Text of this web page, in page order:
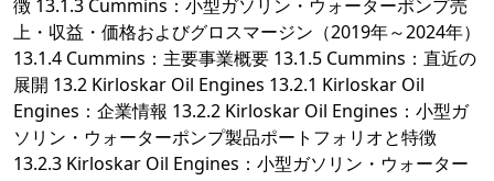
徴 13.1.3 Cummins：小型ガソリン・ウォーターポンプ売
上・収益・価格およびグロスマージン（2019年～2024年）
13.1.4 Cummins：主要事業概要 13.1.5 Cummins：直近の
展開 13.2 Kirloskar Oil Engines 13.2.1 Kirloskar Oil
Engines：企業情報 13.2.2 Kirloskar Oil Engines：小型ガ
ソリン・ウォーターポンプ製品ポートフォリオと特徴
13.2.3 Kirloskar Oil Engines：小型ガソリン・ウォーター